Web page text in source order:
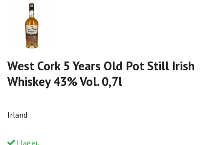
West Cork 5 Years Old Pot Still Irish
Whiskey 43% Vol. 0,7l
Irland
I lager.